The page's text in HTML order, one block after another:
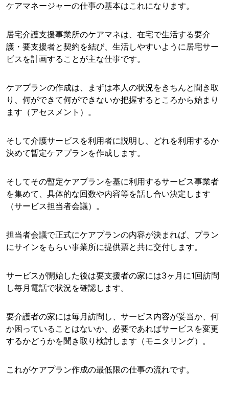
ケアマネージャーの仕事の基本はこれになります。
居宅介護支援事業所のケアマネは、在宅で生活する要介
護・要支援者と契約を結び、生活しやすいように居宅サー
ビスを計画することが主な仕事です。
ケアプランの作成は、まずは本人の状況をきちんと聞き取
り、何ができて何ができないか把握するところから始まり
ます（アセスメント）。
そして介護サービスを利用者に説明し、どれを利用するか
決めて暫定ケアプランを作成します。
そしてその暫定ケアプランを基に利用するサービス事業者
を集めて、具体的な回数や内容等を話し合い決定します
（サービス担当者会議）。
担当者会議で正式にケアプランの内容が決まれば、プラン
にサインをもらい事業所に提供票と共に交付します。
サービスが開始した後は要支援者の家には3ヶ月に1回訪問
し毎月電話で状況を確認します。
要介護者の家には毎月訪問し、サービス内容が妥当か、何
か困っていることはないか、必要であればサービスを変更
するかどうかを聞き取り検討します（モニタリング）。
これがケアプラン作成の最低限の仕事の流れです。